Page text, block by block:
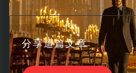
分享這篇文章